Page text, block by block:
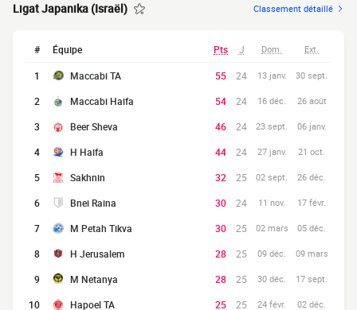
Ligat Japanika (Israël) Classement détaillé
# Équipe Pts J Dom. Ext.
1 Maccabi TA 55 24 13 janv. 30 sept.
2 Maccabi Haifa 54 24 16 déc. 26 août
3 Beer Sheva 46 24 23 sept. 06 janv.
4 H Haifa 44 24 27 janv. 21 oct.
5 Sakhnin 32 25 02 sept. 26 déc.
6 Bnei Raina 30 24 11 nov. 17 févr.
7 M Petah Tikva 30 25 02 mars 05 déc.
8 H Jerusalem 28 25 09 déc. 09 mars
9 M Netanya 28 25 30 déc. 17 sept.
10 Hapoel TA 25 25 24 févr. 02 déc.